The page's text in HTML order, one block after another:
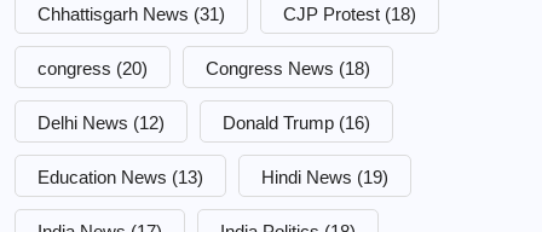
Chhattisgarh News (31) CJP Protest (18)
congress (20) Congress News (18)
Delhi News (12) Donald Trump (16)
Education News (13) Hindi News (19)